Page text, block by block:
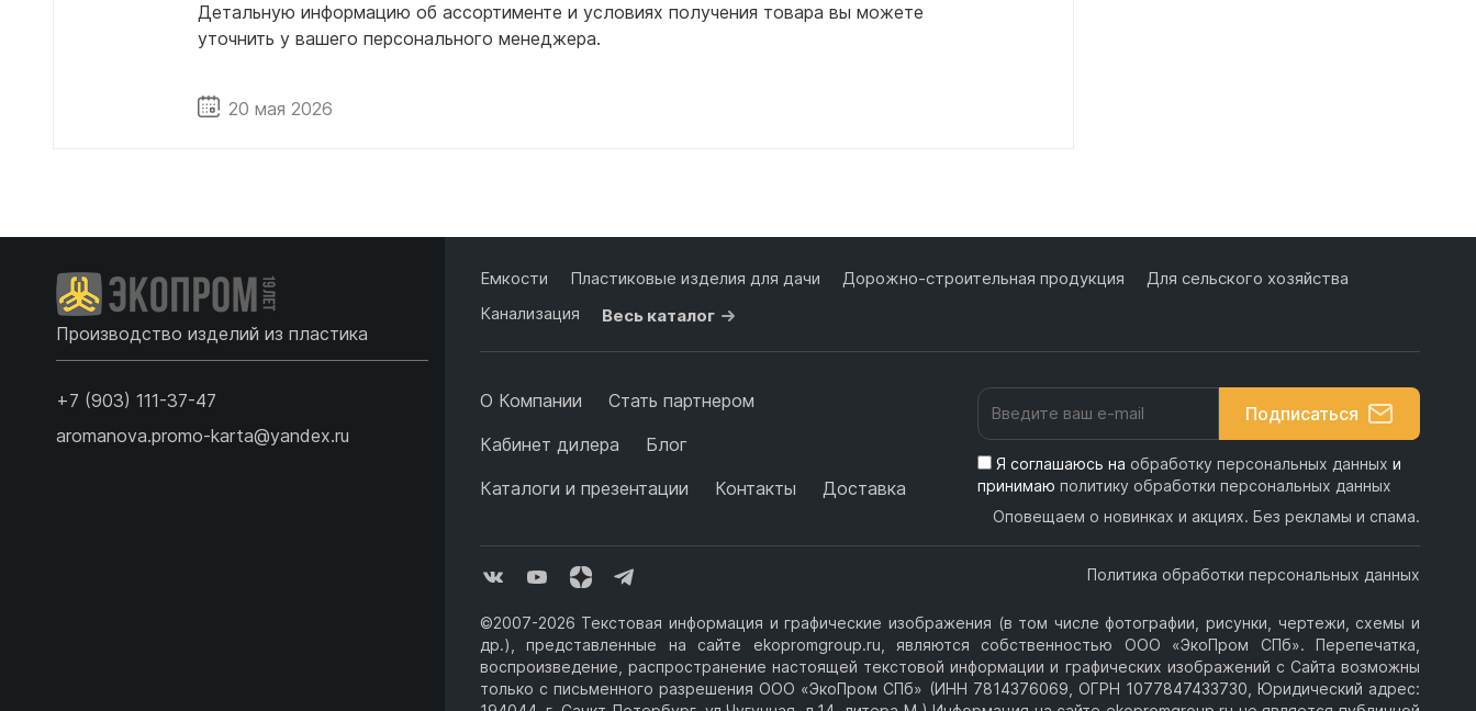
Детальную информацию об ассортименте и условиях получения товара вы можете
уточнить у вашего персонального менеджера.
20 мая 2026
Производство изделий из пластика
+7 (903) 111-37-47
aromanova.promo-karta@yandex.ru
Емкости Пластиковые изделия для дачи Дорожно-строительная продукция
Для сельского хозяйства
Канализация
Весь каталог
О Компании
Стать партнером
Кабинет дилера
Блог
Каталоги и презентации
Контакты Доставка
Подписаться
Я соглашаюсь на обработку персональных данных и
принимаю политику обработки персональных данных
Оповещаем о новинках и акциях. Без рекламы и спама.
Политика обработки персональных данных
©2007-2026 Текстовая информация и графические изображения (в том числе фотографии, рисунки, чертежи, схемы и
др.), представленные на сайте ekopromgroup.ru, являются собственностью ООО «ЭкоПром СПб». Перепечатка,
воспроизведение, распространение настоящей текстовой информации и графических изображений с Сайта возможны
только с письменного разрешения ООО «ЭкоПром СПб» (ИНН 7814376069, ОГРН 1077847433730, Юридический адрес: